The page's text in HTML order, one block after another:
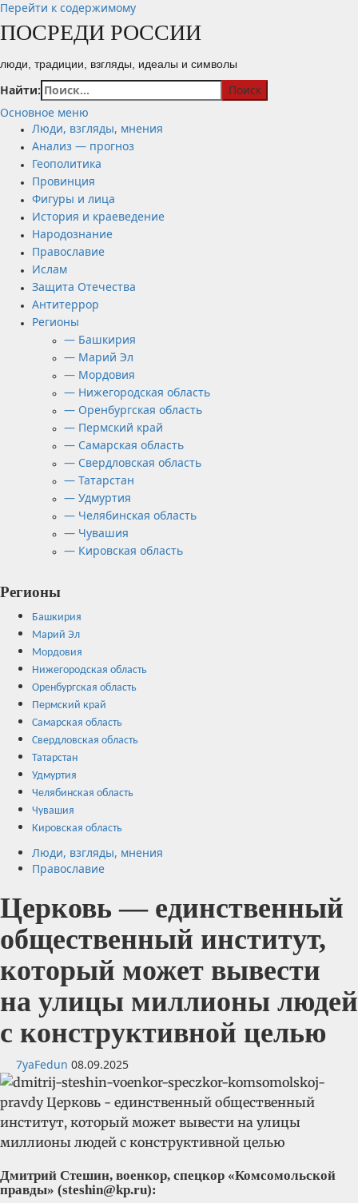
Перейти к содержимому
ПОСРЕДИ РОССИИ
люди, традиции, взгляды, идеалы и символы
Найти:
Основное меню
Люди, взгляды, мнения
Анализ — прогноз
Геополитика
Провинция
Фигуры и лица
История и краеведение
Народознание
Православие
Ислам
Защита Отечества
Антитеррор
Регионы
— Башкирия
— Марий Эл
— Мордовия
— Нижегородская область
— Оренбургская область
— Пермский край
— Самарская область
— Свердловская область
— Татарстан
— Удмуртия
— Челябинская область
— Чувашия
— Кировская область
Регионы
Башкирия
Марий Эл
Мордовия
Нижегородская область
Оренбургская область
Пермский край
Самарская область
Свердловская область
Татарстан
Удмуртия
Челябинская область
Чувашия
Кировская область
Люди, взгляды, мнения
Православие
Церковь — единственный
общественный институт,
который может вывести
на улицы миллионы людей
с конструктивной целью
7yaFedun 08.09.2025
Дмитрий Стешин, военкор, спецкор «Комсомольской
правды» (steshin@kp.ru):